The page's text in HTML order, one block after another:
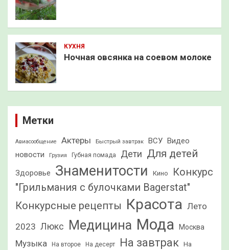
КУХНЯ
Ночная овсянка на соевом молоке
Метки
Авиасообщение Актеры Быстрый завтрак ВСУ
Видео
новости
Грузия Губная помада Дети Для детей
Здоровье Знаменитости Кино
Конкурс
"Грильмания с булочками Bagerstat"
Конкурсные рецепты Красота Лето
2023 Люкс Медицина Мода Москва
Музыка На второе На десерт На завтрак На